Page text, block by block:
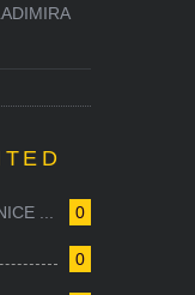
0
...
0